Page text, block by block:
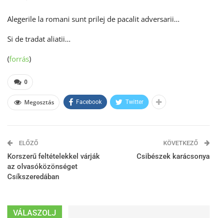
Alegerile la romani sunt prilej de pacalit adversarii…
Si de tradat aliatii…
(forrás)
0
Megosztás Facebook Twitter
ELŐZŐ
Korszerű feltételekkel várják
az olvasóközönséget
Csíkszeredában
KÖVETKEZŐ
Csibészek karácsonya
VÁLASZOLJ